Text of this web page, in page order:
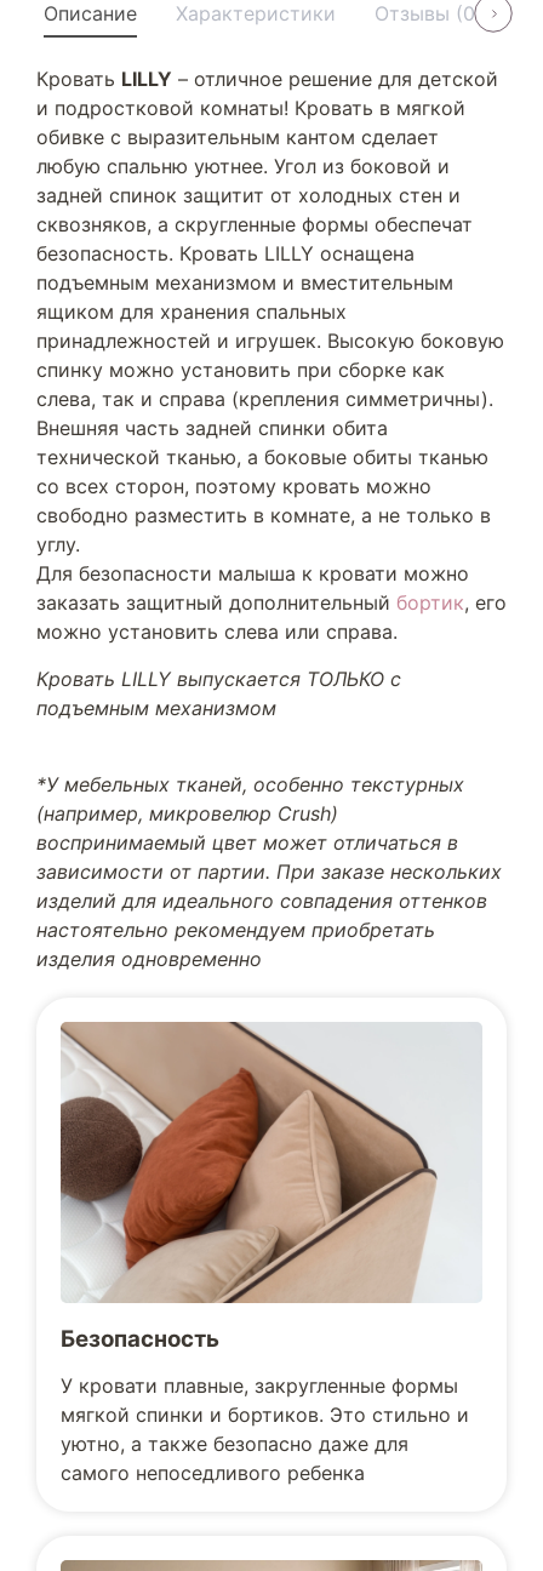
Описание Характеристики Отзывы (0)
Кровать LILLY – отличное решение для детской
и подростковой комнаты! Кровать в мягкой
обивке с выразительным кантом сделает
любую спальню уютнее. Угол из боковой и
задней спинок защитит от холодных стен и
сквозняков, а скругленные формы обеспечат
безопасность. Кровать LILLY оснащена
подъемным механизмом и вместительным
ящиком для хранения спальных
принадлежностей и игрушек. Высокую боковую
спинку можно установить при сборке как
слева, так и справа (крепления симметричны).
Внешняя часть задней спинки обита
технической тканью, а боковые обиты тканью
со всех сторон, поэтому кровать можно
свободно разместить в комнате, а не только в
углу.
Для безопасности малыша к кровати можно
заказать защитный дополнительный бортик, его
можно установить слева или справа.
Кровать LILLY выпускается ТОЛЬКО с
подъемным механизмом
*У мебельных тканей, особенно текстурных
(например, микровелюр Crush)
воспринимаемый цвет может отличаться в
зависимости от партии. При заказе нескольких
изделий для идеального совпадения оттенков
настоятельно рекомендуем приобретать
изделия одновременно
Безопасность
У кровати плавные, закругленные формы
мягкой спинки и бортиков. Это стильно и
уютно, а также безопасно даже для
самого непоседливого ребенка